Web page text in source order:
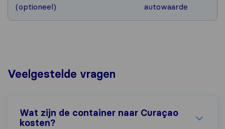
(optioneel)
autowaarde
Veelgestelde vragen
Wat zijn de container naar Curaçao
kosten?